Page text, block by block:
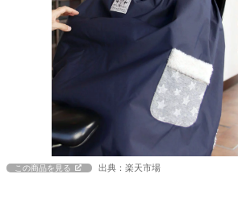
この商品を見る 出典：楽天市場